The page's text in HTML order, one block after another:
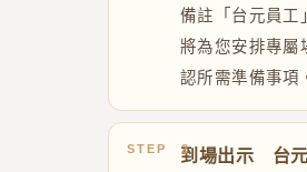
備註「台元員工
將為您安排專屬
認所需準備事項
到場出示 台